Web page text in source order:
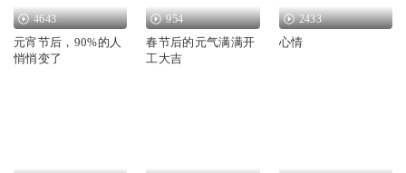
4643
元宵节后，90%的人
悄悄变了
954
春节后的元气满满开
工大吉
2433
心情